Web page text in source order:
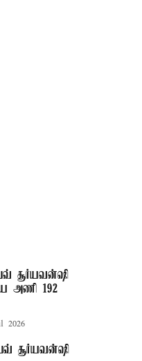
சூர்யவன்ஷி
அணி 192
2026
சூர்யவன்ஷி